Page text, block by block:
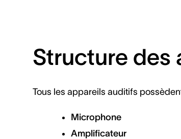
Structure des
Tous les appareils auditifs
Microphone
Amplificateur